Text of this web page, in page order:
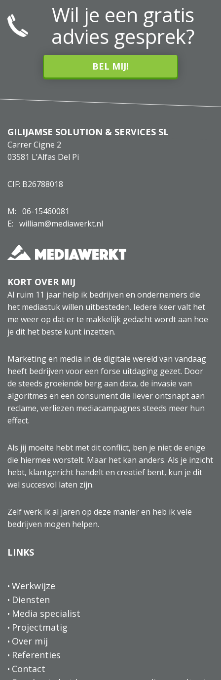
Wil je een gratis
advies gesprek?
BEL MIJ!
GILIJAMSE SOLUTION & SERVICES SL
Carrer Cigne 2
03581 L’Alfas Del Pi
CIF: B26788018
M: 06-15460081
E: william@mediawerkt.nl
KORT OVER MIJ
Al ruim 11 jaar help ik bedrijven en ondernemers die
het mediastuk willen uitbesteden. Iedere keer valt het
me weer op dat er te makkelijk gedacht wordt aan hoe
je dit het beste kunt inzetten.
Marketing en media in de digitale wereld van vandaag
heeft bedrijven voor een forse uitdaging gezet. Door
de steeds groeiende berg aan data, de invasie van
algoritmes en een consument die liever ontsnapt aan
reclame, verliezen mediacampagnes steeds meer hun
effect.
Als jij moeite hebt met dit conflict, ben je niet de enige
die hiermee worstelt. Maar het kan anders. Als je inzicht
hebt, klantgericht handelt en creatief bent, kun je dit
wel succesvol laten zijn.
Zelf werk ik al jaren op deze manier en heb ik vele
bedrijven mogen helpen.
LINKS
Werkwijze
Diensten
Media specialist
Projectmatig
Over mij
Referenties
Contact